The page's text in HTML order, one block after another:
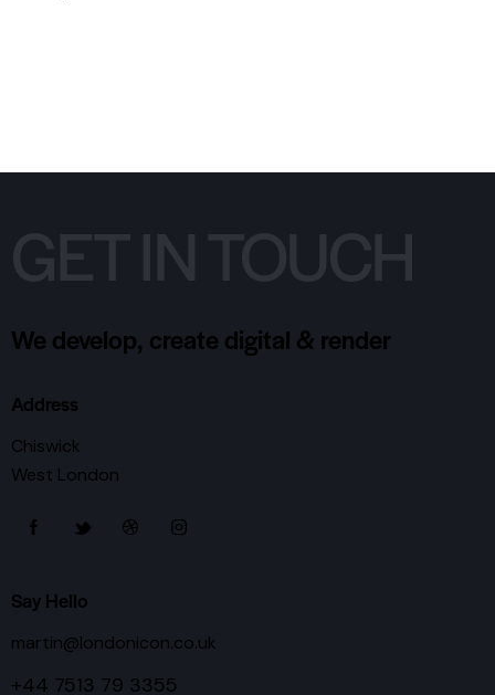
We develop, create digital & render
Address
Chiswick
West London
Say Hello
martin@londonicon.co.uk
+44 7513 79 3355